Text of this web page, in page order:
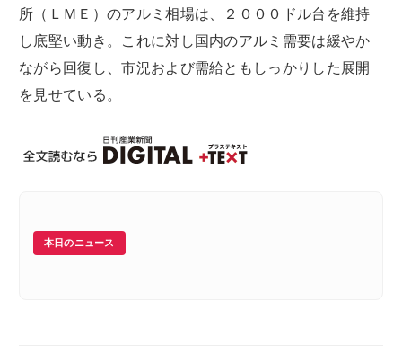
所（ＬＭＥ）のアルミ相場は、２０００ドル台を維持
し底堅い動き。これに対し国内のアルミ需要は緩やか
ながら回復し、市況および需給ともしっかりした展開
を見せている。
本日のニュース